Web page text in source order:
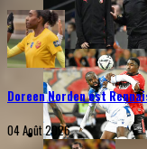
Doreen Norden est
04 Août 2026